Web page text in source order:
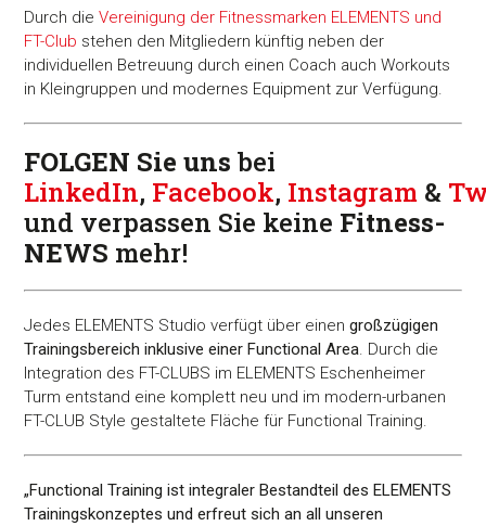
Durch dieVereinigung der Fitnessmarken ELEMENTS und
FT-Club stehen den Mitgliedern künftig neben der
individuellen Betreuung durch einen Coach auch Workouts
in Kleingruppen und modernes Equipment zur Verfügung.
FOLGEN Sie uns bei
LinkedIn, Facebook, Instagram &
und verpassen Sie keine Fitness-
NEWS mehr!
Jedes ELEMENTS Studio verfügt über einengroßzügigen
Trainingsbereich inklusive einer Functional Area. Durch die
Integration des FT-CLUBS im ELEMENTS Eschenheimer
Turm entstand eine komplett neu und im modern-urbanen
FT-CLUB Style gestaltete Fläche für Functional Training.
„Functional Training ist integraler Bestandteil des ELEMENTS
Trainingskonzeptes und erfreut sich an all unseren